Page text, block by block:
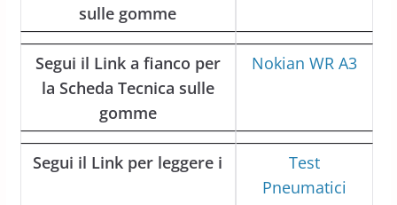
sulle gomme
Segui il Link a fianco per
la Scheda Tecnica sulle
gomme
Nokian WR A3
Segui il Link per leggere i
Test
Pneumatici